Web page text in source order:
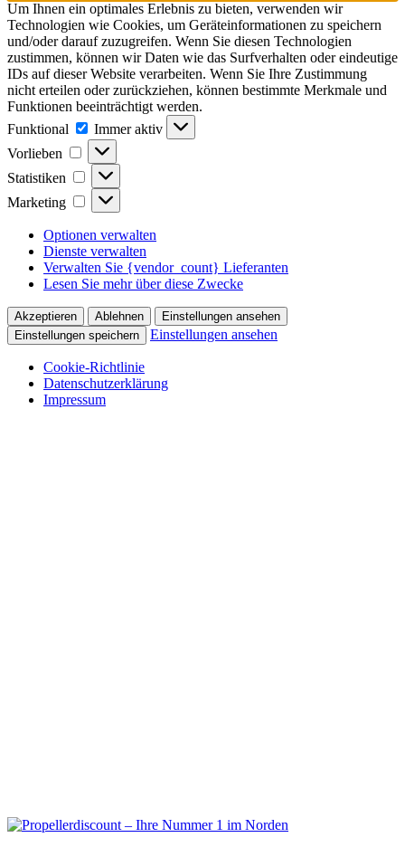
Um Ihnen ein optimales Erlebnis zu bieten, verwenden wir
Technologien wie Cookies, um Geräteinformationen zu speichern
und/oder darauf zuzugreifen. Wenn Sie diesen Technologien
zustimmen, können wir Daten wie das Surfverhalten oder eindeutige
IDs auf dieser Website verarbeiten. Wenn Sie Ihre Zustimmung
nicht erteilen oder zurückziehen, können bestimmte Merkmale und
Funktionen beeinträchtigt werden.
Funktional
Funktional
Immer aktiv
Vorlieben
Vorlieben
Statistiken Statistiken
Marketing Marketing
Optionen verwalten
Dienste verwalten
Verwalten Sie {vendor_count} Lieferanten
Lesen Sie mehr über diese Zwecke
Akzeptieren Ablehnen
Einstellungen ansehen
Einstellungen speichern
Einstellungen ansehen
Cookie-Richtlinie
Datenschutzerklärung
Impressum